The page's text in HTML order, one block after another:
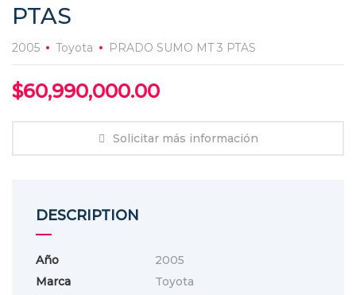
PTAS
2005 Toyota PRADO SUMO MT 3 PTAS
$60,990,000.00
Solicitar más información
DESCRIPTION
Año
2005
Marca
Toyota